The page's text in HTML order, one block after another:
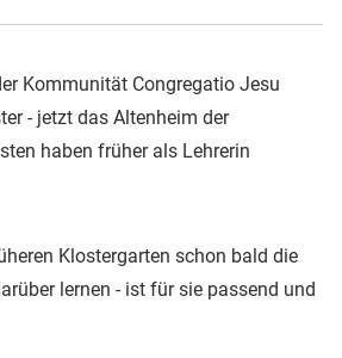
Kommunität Congregatio Jesu
- jetzt das Altenheim der
haben früher als Lehrerin
Klostergarten schon bald die
lernen - ist für sie passend und